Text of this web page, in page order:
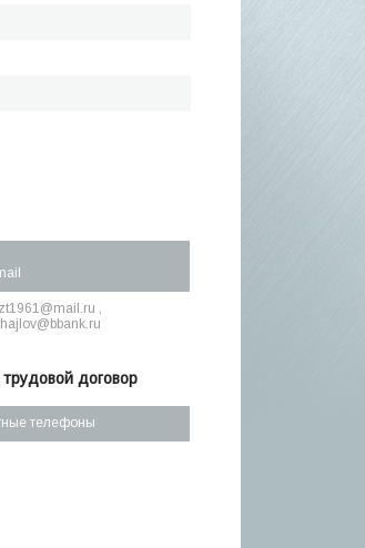
,
договор
телефоны